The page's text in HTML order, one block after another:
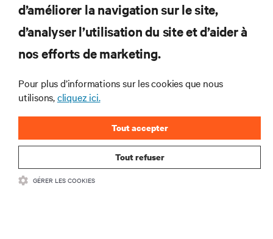
RESSOURCES
SUPPORT
SOCIÉTÉ
d’améliorer la navigation sur le site,
d’analyser l’utilisation du site et d’aider à
nos efforts de marketing.
Pour plus d’informations sur les cookies que nous
utilisons,cliquez ici.
Tout refuser
Tout accepter
GÉRER LES COOKIES